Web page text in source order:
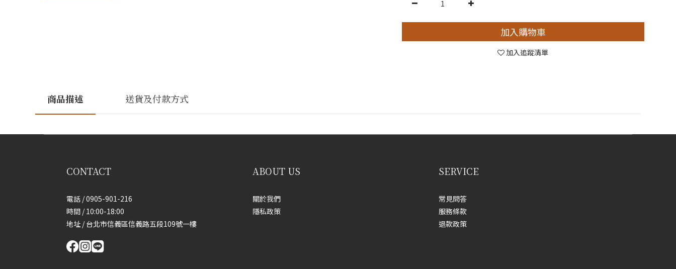
加入購物車
加入追蹤清單
商品描述 送貨及付款方式
CONTACT
電話 / 0905-901-216
時間 / 10:00-18:00
地址 / 台北市信義區信義路五段109號一樓
ABOUT US
關於我們
隱私政策
SERVICE
常見問答
服務條款
退款政策